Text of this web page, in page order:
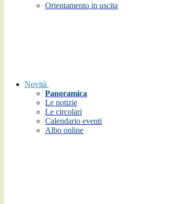
Orientamento in uscita
Novità
Panoramica
Le notizie
Le circolari
Calendario eventi
Albo online